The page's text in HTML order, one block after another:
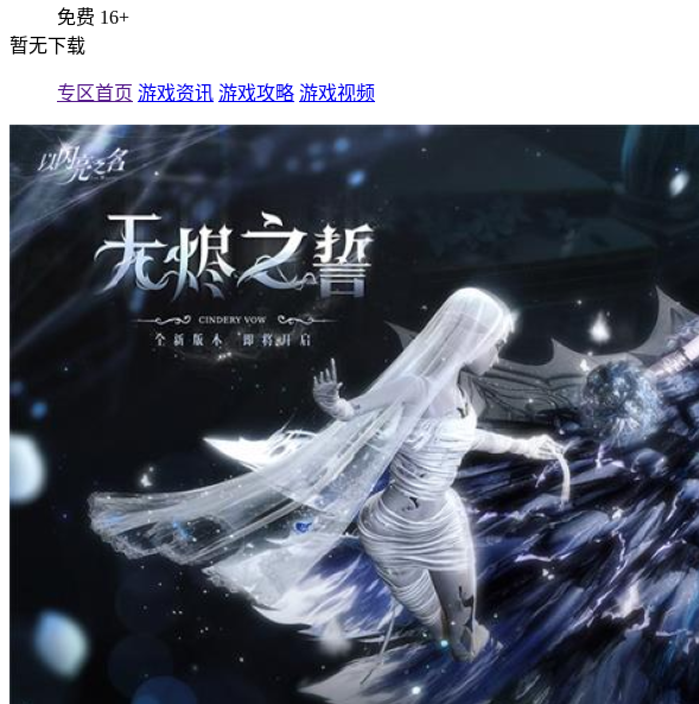
免费 16+
暂无下载
专区首页 游戏资讯 游戏攻略 游戏视频